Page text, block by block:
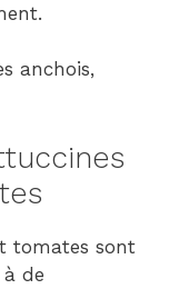
anchois,
tomates sont
de